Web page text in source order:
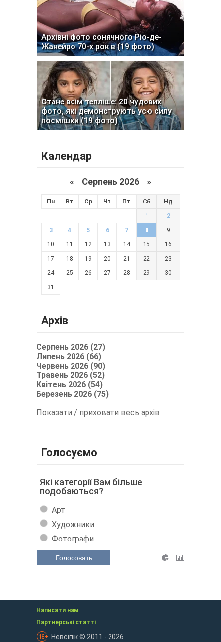
Архівні фото сонячного Ріо-де-
Жанейро 70-х років (19 фото)
Стане всім тепліше: 20 чудових
фото, які демонструють усю силу
посмішки (19 фото)
Календар
« Серпень 2026 »
Пн Вт Ср Чт Пт Сб Нд
1 2
3 4 5 6 7 8 9
10 11 12 13 14 15 16
17 18 19 20 21 22 23
24 25 26 27 28 29 30
31
Архів
Серпень 2026 (27)
Липень 2026 (66)
Червень 2026 (90)
Травень 2026 (52)
Квітень 2026 (54)
Березень 2026 (75)
Показати / приховати весь архів
Голосуємо
Які категорії Вам більше
подобаються?
Арт
Художники
Фотографи
Голосовать
Написати нам
Партнерські статті
Невсіпік © 2011 - 2026